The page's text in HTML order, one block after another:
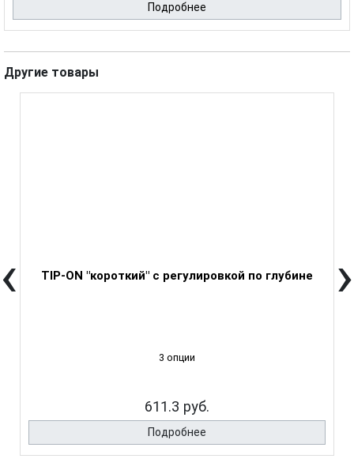
Подробнее
Другие товары
ТIP-ON "короткий" с регулировкой по глубине
3 опции
611.3 руб.
Подробнее
‹ ›